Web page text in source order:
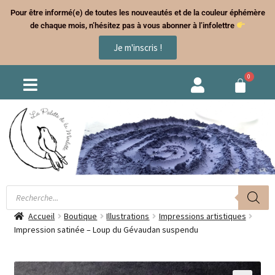
Pour être informé(e) de toutes les nouveautés et de la couleur éphémère
de chaque mois, n’hésitez pas à vous abonner à l’infolettre
Je m'inscris !
Accueil Boutique Illustrations
Impressions artistiques
Impression satinée – Loup du Gévaudan suspendu